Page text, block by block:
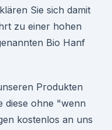
Sie sich damit
zu einer hohen
Bio Hanf
Produkten
diese ohne "wenn
kostenlos an uns